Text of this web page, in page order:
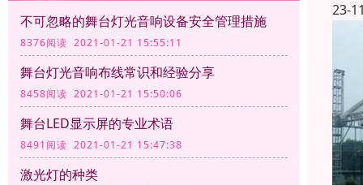
不可忽略的舞台灯光音响设备安全管理措施
8376阅读 2021-01-21 15:55:11
舞台灯光音响布线常识和经验分享
8458阅读 2021-01-21 15:50:06
舞台LED显示屏的专业术语
8491阅读 2021-01-21 15:47:38
激光灯的种类
23-